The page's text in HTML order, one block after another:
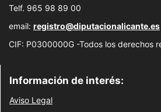
Telf. 965 98 89 00
email: registro@diputacionalicante.es
CIF: P0300000G -Todos los derechos
Información de interés:
Aviso Legal